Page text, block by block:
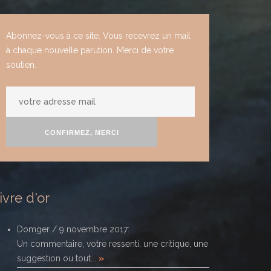
Abonnez-vous à ce site. Vous recevrez un mail
à chaque nouvelle parution. Merci de votre
soutien.
adresse
CONFIRMEZ, MERCI
d'or
Domger / 9 novembre 2017:
Un commentaire, votre ressenti, une critique, une
suggestion ou tout... »